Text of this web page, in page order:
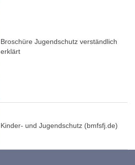
Broschüre Jugendschutz verständlich
erklärt
Kinder- und Jugendschutz (bmfsfj.de)